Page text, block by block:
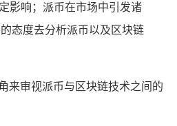
影响；派币在市场中引发诸
态度去分析派币以及区块链
来审视派币与区块链技术之间的